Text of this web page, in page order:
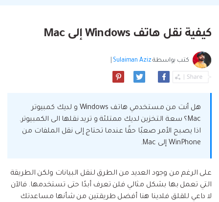
Explore
Video
Photo
Creative Center
Explore
ملخص
قوالب الرسم التخطيطي
Explore
دمج ملفات PDF
قوالب PDF
الرقابة الأبوية والمراقبة.
نقل بيانات الجوال.
Repairit
مشاهدة جميع المنتجات
استعادة الصور
تسجيل الدخول
على الكمبيوتر، واستعادتها بسهولة
Playlist Transfer جديد
نقل قوائم تشغيل الموسيقى من خدمة بث إلى
أخرى.
تطبيقات الهاتف
Mutsapper(سابق Wutsapper)
تعلم المزيد
تحميل
كيفية نقل هاتف Windows إلى Mac
كتب بواسطةSulaiman Aziz
هل أنت من مستخدمي هاتف Windows و لديك كمبيوتر
Mac؟ سعة التخزين لديك ممتلئة و تريد نقلها الى الكمبيوتر.
اذا يصبح الأمر صعبًا حقًا عندما تحتاج إلى نقل الملفات من
WinPhone إلى Mac.
على الرغم من وجود العديد من الطرق لنقل البيانات ولكن الطريقة
التي تعمل بها بشكل مثالي فلن تعرف أبدًا حتى تستخدمها. فالآن
لا داعي للقلق فلدينا هنا أفضل طريقتين من شأنها مساعدتك